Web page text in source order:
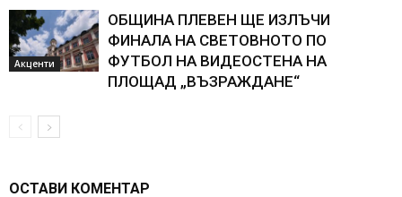
Акценти
ОБЩИНА ПЛЕВЕН ЩЕ ИЗЛЪЧИ
ФИНАЛА НА СВЕТОВНОТО ПО
ФУТБОЛ НА ВИДЕОСТЕНА НА
ПЛОЩАД „ВЪЗРАЖДАНЕ“
ОСТАВИ КОМЕНТАР